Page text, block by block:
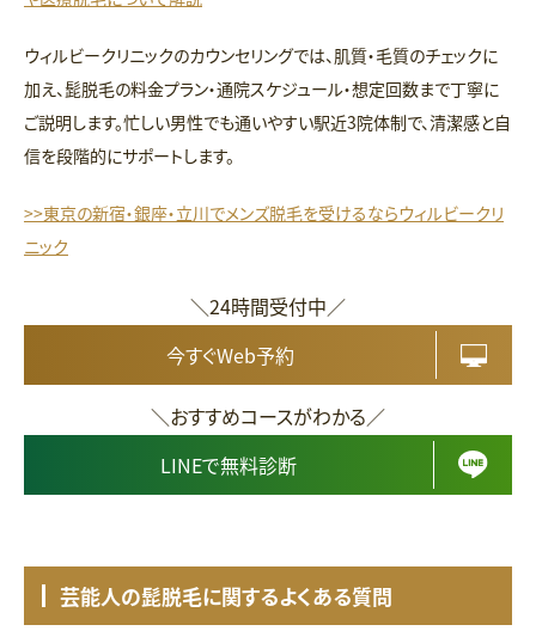
ウィルビークリニックのカウンセリングでは、肌質・毛質のチェックに
加え、髭脱毛の料金プラン・通院スケジュール・想定回数まで丁寧に
ご説明します。忙しい男性でも通いやすい駅近3院体制で、清潔感と自
信を段階的にサポートします。
>>東京の新宿・銀座・立川でメンズ脱毛を受けるならウィルビークリ
ニック
＼24時間受付中／
今すぐWeb予約
＼おすすめコースがわかる／
LINEで無料診断
芸能人の髭脱毛に関するよくある質問